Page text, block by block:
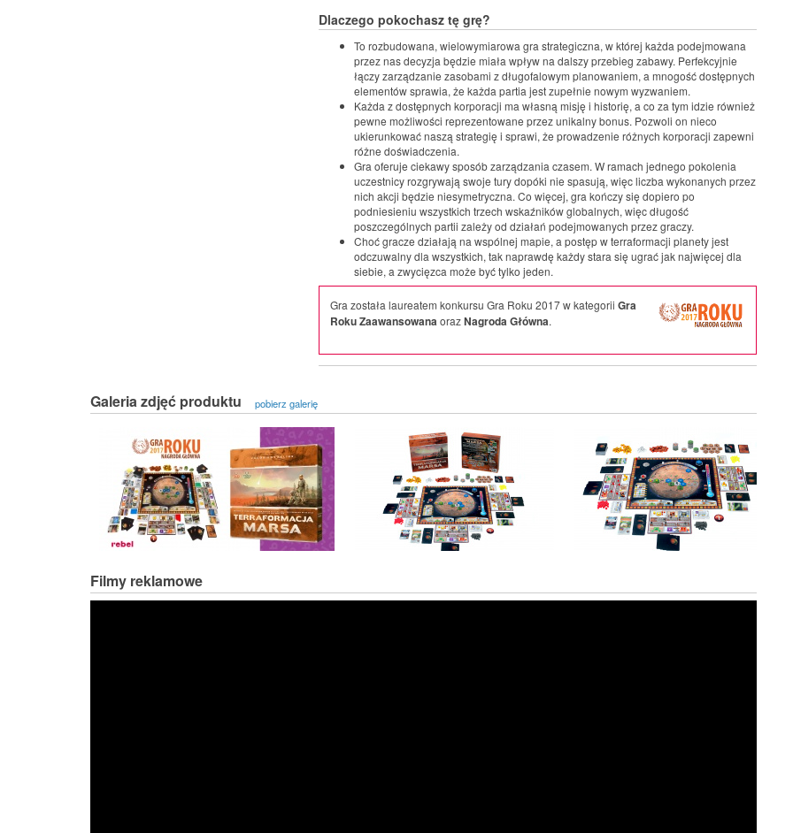
Dlaczego pokochasz tę grę?
To rozbudowana, wielowymiarowa gra strategiczna, w której każda podejmowana
przez nas decyzja będzie miała wpływ na dalszy przebieg zabawy. Perfekcyjnie
łączy zarządzanie zasobami z długofalowym planowaniem, a mnogość dostępnych
elementów sprawia, że każda partia jest zupełnie nowym wyzwaniem.
Każda z dostępnych korporacji ma własną misję i historię, a co za tym idzie również
pewne możliwości reprezentowane przez unikalny bonus. Pozwoli on nieco
ukierunkować naszą strategię i sprawi, że prowadzenie różnych korporacji zapewni
różne doświadczenia.
Gra oferuje ciekawy sposób zarządzania czasem. W ramach jednego pokolenia
uczestnicy rozgrywają swoje tury dopóki nie spasują, więc liczba wykonanych przez
nich akcji będzie niesymetryczna. Co więcej, gra kończy się dopiero po
podniesieniu wszystkich trzech wskaźników globalnych, więc długość
poszczególnych partii zależy od działań podejmowanych przez graczy.
Choć gracze działają na wspólnej mapie, a postęp w terraformacji planety jest
odczuwalny dla wszystkich, tak naprawdę każdy stara się ugrać jak najwięcej dla
siebie, a zwycięzca może być tylko jeden.
Gra została laureatem konkursu Gra Roku 2017 w kategorii Gra
Roku ZaawansowanaorazNagroda Główna.
Galeria zdjęć produktu pobierz galerię
Filmy reklamowe